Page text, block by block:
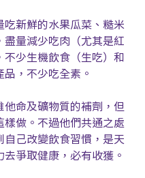
吃新鮮的水果瓜菜、糙米
盡量減少吃肉（尤其是紅
不少生機飲食（生吃）和
，不少吃全素。
他命及礦物質的補劑，但
樣做。不過他們共通之處
自己改變飲食習慣，是天
爭取健康，必有收獲。